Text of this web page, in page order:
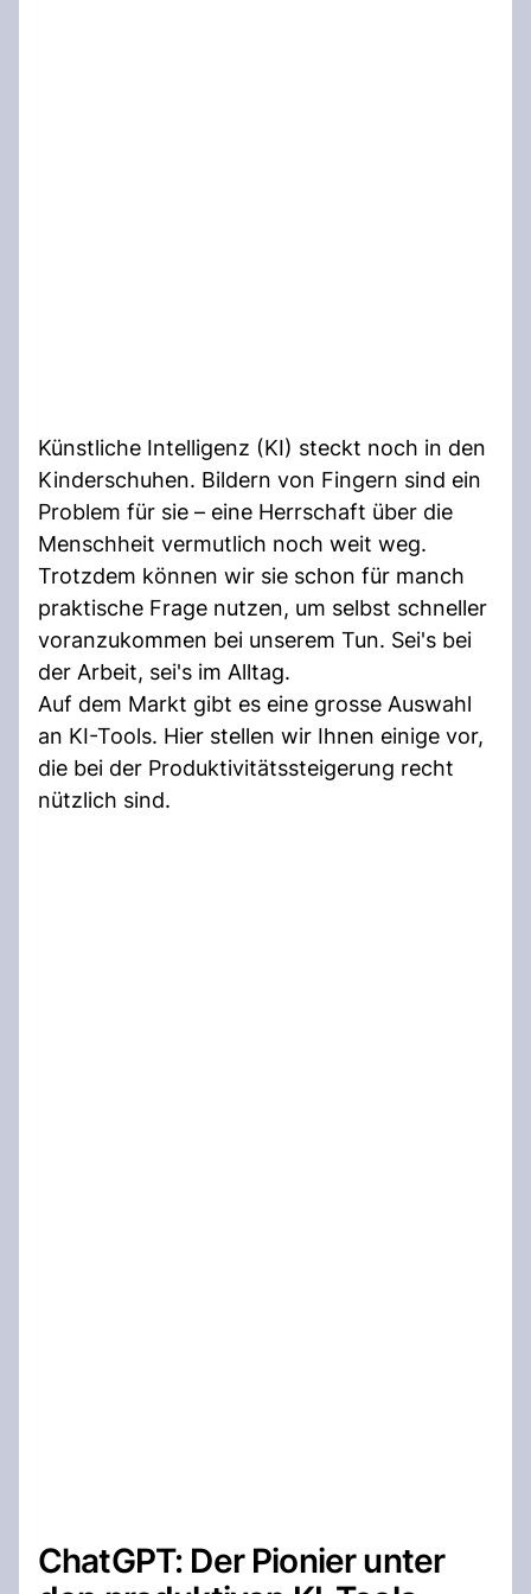
Künstliche Intelligenz (KI) steckt noch in den
Kinderschuhen. Bildern von Fingern sind ein
Problem für sie – eine Herrschaft über die
Menschheit vermutlich noch weit weg.
Trotzdem können wir sie schon für manch
praktische Frage nutzen, um selbst schneller
voranzukommen bei unserem Tun. Sei's bei
der Arbeit, sei's im Alltag.
Auf dem Markt gibt es eine grosse Auswahl
an KI-Tools. Hier stellen wir Ihnen einige vor,
die bei der Produktivitätssteigerung recht
nützlich sind.
ChatGPT: Der Pionier unter